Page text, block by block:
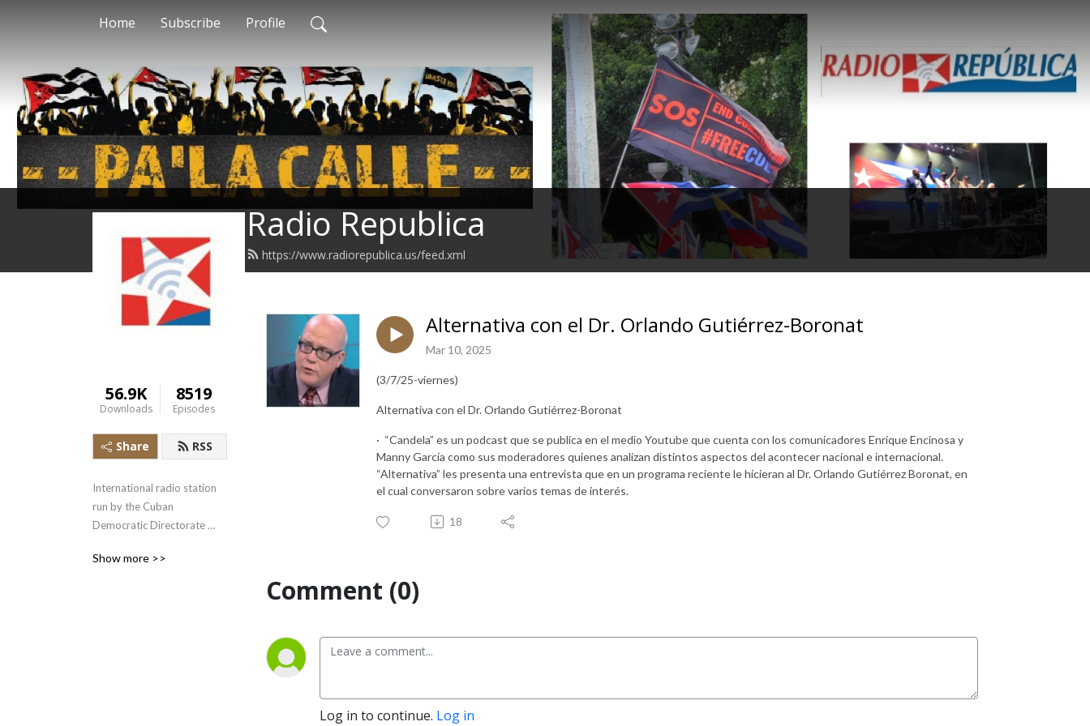
Home Subscribe Profile
Radio Republica
https://www.radiorepublica.us/feed.xml
56.9K
Downloads
8519
Episodes
Share RSS
International radio station
run by the Cuban
Democratic Directorate
news and information to the
Show more >>
Alternativa con el Dr. Orlando Gutiérrez-Boronat
Mar 10, 2025
(3/7/25-viernes)
Alternativa con el Dr. Orlando Gutiérrez-Boronat
· “Candela” es un podcast que se publica en el medio Youtube que cuenta con los comunicadores Enrique Encinosa y
Manny García como sus moderadores quienes analizan distintos aspectos del acontecer nacional e internacional.
“Alternativa” les presenta una entrevista que en un programa reciente le hicieran al Dr. Orlando Gutiérrez Boronat, en
el cual conversaron sobre varios temas de interés.
18
Comment (0)
Log in to continue. Log in